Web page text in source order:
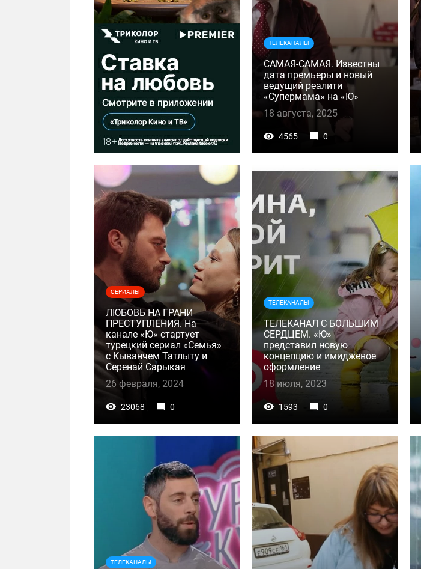
ТЕЛЕКАНАЛЫ
САМАЯ-САМАЯ. Известны
дата премьеры и новый
ведущий реалити
«Супермама» на «Ю»
18 августа, 2025
4565 0
СЕРИАЛЫ
ЛЮБОВЬ НА ГРАНИ
ПРЕСТУПЛЕНИЯ. На
канале «Ю» стартует
турецкий сериал «Семья»
с Кыванчем Татлыту и
Серенай Сарыкая
26 февраля, 2024
23068 0
ТЕЛЕКАНАЛЫ
ТЕЛЕКАНАЛ С БОЛЬШИМ
СЕРДЦЕМ. «Ю»
представил новую
концепцию и имиджевое
оформление
18 июля, 2023
1593 0
ТЕЛЕКАНАЛЫ